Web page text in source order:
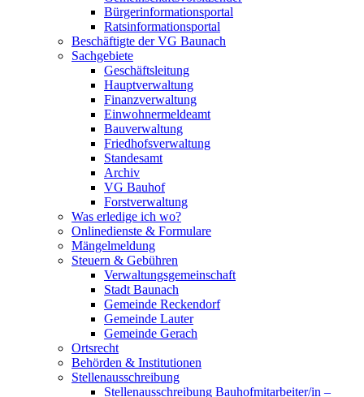
Bürgerinformationsportal
Ratsinformationsportal
Beschäftigte der VG Baunach
Sachgebiete
Geschäftsleitung
Hauptverwaltung
Finanzverwaltung
Einwohnermeldeamt
Bauverwaltung
Friedhofsverwaltung
Standesamt
Archiv
VG Bauhof
Forstverwaltung
Was erledige ich wo?
Onlinedienste & Formulare
Mängelmeldung
Steuern & Gebühren
Verwaltungsgemeinschaft
Stadt Baunach
Gemeinde Reckendorf
Gemeinde Lauter
Gemeinde Gerach
Ortsrecht
Behörden & Institutionen
Stellenausschreibung
Stellenausschreibung Bauhofmitarbeiter/in –